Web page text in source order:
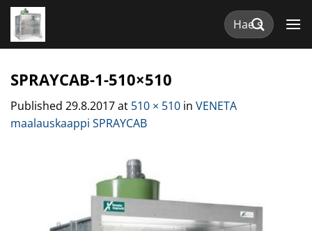
Skip
content
Etsi:
SPRAYCAB-1-510×510
Published 29.8.2017at 510 × 510 in VENETA
maalauskaappi SPRAYCAB